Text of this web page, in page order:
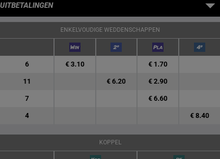
UITBETALINGEN
ENKELVOUDIGE WEDDENSCHAPPEN
6 € 3.10 € 1.70
11 € 6.20 € 2.90
7 € 6.60
4 € 8.40
KOPPEL